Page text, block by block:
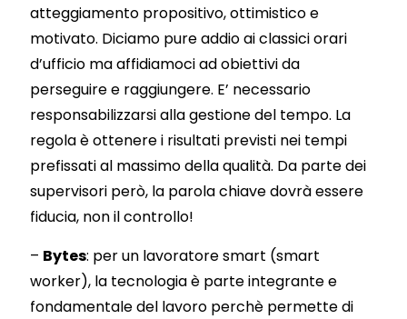
atteggiamento propositivo, ottimistico e
motivato. Diciamo pure addio ai classici orari
d’ufficio ma affidiamoci ad obiettivi da
perseguire e raggiungere. E’ necessario
responsabilizzarsi alla gestione del tempo. La
regola è ottenere i risultati previsti nei tempi
prefissati al massimo della qualità. Da parte dei
supervisori però, la parola chiave dovrà essere
fiducia, non il controllo!
– Bytes: per un lavoratore smart (smart
worker), la tecnologia è parte integrante e
fondamentale del lavoro perchè permette di